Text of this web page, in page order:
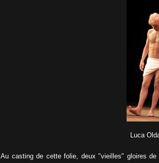
Luca
Au casting de cette folie, deux "vieilles" gloires